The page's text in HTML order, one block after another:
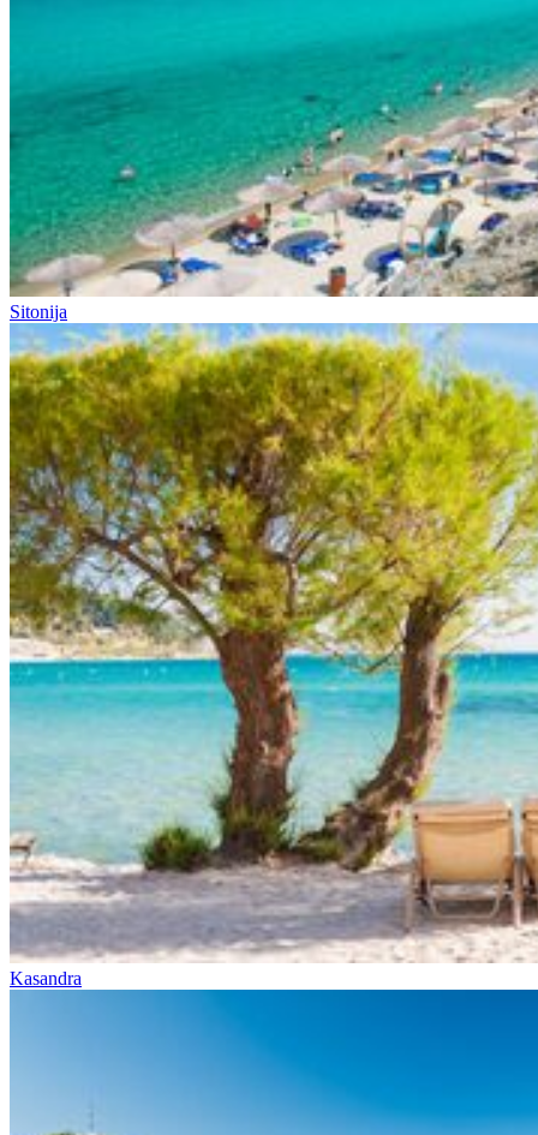
Sitonija
Kasandra